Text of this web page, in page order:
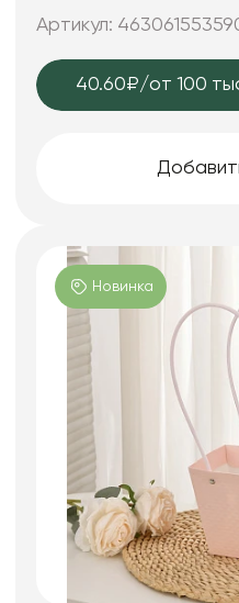
Артикул:
40.60₽/от 100
Новинка